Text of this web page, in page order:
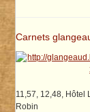
Carnets
11,57, 12,48, Hôtel
Robin